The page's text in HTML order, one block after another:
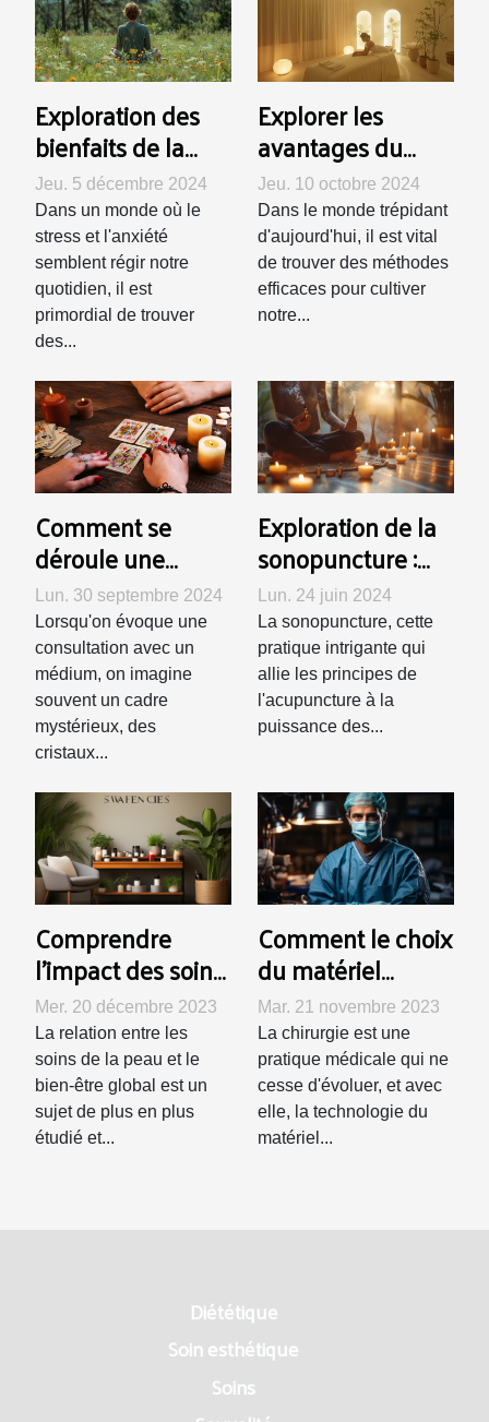
Exploration des
bienfaits de la
sophrologie, de
l'hypnose et de la
cohérence
cardiaque
Jeu. 5 décembre 2024
Dans un monde où le
stress et l'anxiété
semblent régir notre
quotidien, il est
primordial de trouver
des...
Explorer les
avantages du
shiatsu pour la
relaxation et
l'énergie
Jeu. 10 octobre 2024
Dans le monde trépidant
d'aujourd'hui, il est vital
de trouver des méthodes
efficaces pour cultiver
notre...
Comment se
déroule une
consultation avec
un médium ?
Lun. 30 septembre 2024
Lorsqu'on évoque une
consultation avec un
médium, on imagine
souvent un cadre
mystérieux, des
cristaux...
Exploration de la
sonopuncture :
intégration des
diapasons
thérapeutiques
dans les pratiques
de bien-être
traditionnelles
Lun. 24 juin 2024
La sonopuncture, cette
pratique intrigante qui
allie les principes de
l'acupuncture à la
puissance des...
Comprendre
l'impact des soins
de la peau sur
notre bien-être
général
Mer. 20 décembre 2023
La relation entre les
soins de la peau et le
bien-être global est un
sujet de plus en plus
étudié et...
Comment le choix
du matériel
opératoire
impacte la
récupération des
patients après
chirurgie
Mar. 21 novembre 2023
La chirurgie est une
pratique médicale qui ne
cesse d'évoluer, et avec
elle, la technologie du
matériel...
Diététique
Soin esthétique
Soins